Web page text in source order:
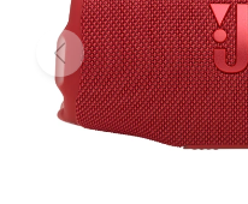
Informática
Audio, Foto y Video